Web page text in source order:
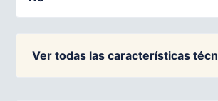
Ver todas las características